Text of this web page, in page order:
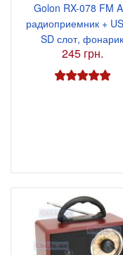
Golon RX-078 FM
радиоприемник +
SD слот, фонарик
245 грн.